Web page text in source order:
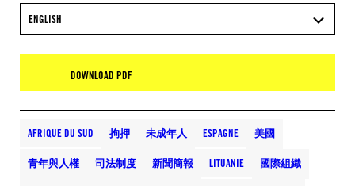
ENGLISH
DOWNLOAD PDF
AFRIQUE DU SUD 拘押 未成年人 ESPAGNE 美國
青年與人權 司法制度 新聞簡報 LITUANIE 國際組織